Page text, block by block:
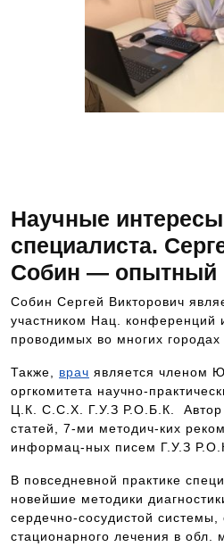
Научные
специалиста.
Собин — опытный
Собин Сергей Викторович
участником Нац. конференций
проводимых во многих городах
Также, врач является членом
оргкомитета научно-
Ц.К. С.С.Х. Г.У.З Р.О.Б.К. Автор
статей, 7-ми методич-ких
информац-ных писем Г.У.З
В повседневной практике
новейшие методики
сердечно-сосудистой системы,
стационарного лечения в обл.